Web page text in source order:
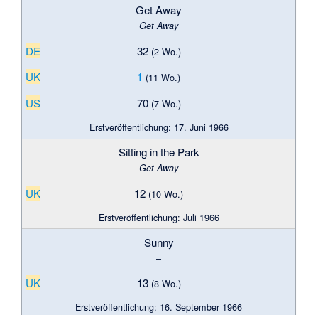
Get Away
Get Away
DE 32 (2 Wo.)
UK 1 (11 Wo.)
US 70 (7 Wo.)
Erstveröffentlichung: 17. Juni 1966
Sitting in the Park
Get Away
UK 12 (10 Wo.)
Erstveröffentlichung: Juli 1966
Sunny
–
UK 13 (8 Wo.)
Erstveröffentlichung: 16. September 1966